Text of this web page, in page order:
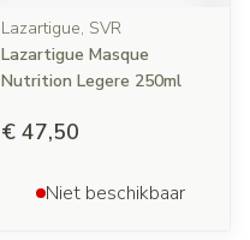
Lazartigue, SVR
Lazartigue Masque
Nutrition Legere 250ml
€ 47,50
Niet beschikbaar